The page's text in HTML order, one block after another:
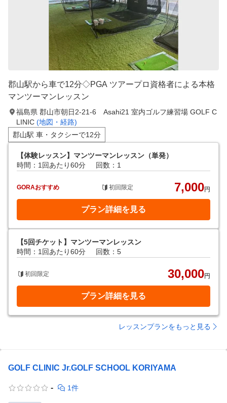
郡山駅から車で12分◇PGA ツアープロ資格者による本格
マンツーマンレッスン
福島県 郡山市朝日2-21-6 Asahi21 室内ゴルフ練習場 GOLF C
LINIC (地図・経路)
郡山駅 車・タクシーで12分
【体験レッスン】マンツーマンレッスン（単発）
時間：1回あたり60分
回数：1
GORAおすすめ 初回限定 7,000円
プラン詳細を見る
【5回チケット】マンツーマンレッスン
時間：1回あたり60分
回数：5
初回限定 30,000円
プラン詳細を見る
レッスンプランをもっと見る
GOLF CLINIC Jr.GOLF SCHOOL KORIYAMA
- 1件